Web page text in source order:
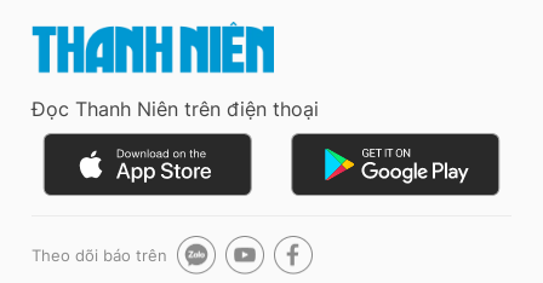
Đọc Thanh Niên trên điện thoại
Theo dõi báo trên